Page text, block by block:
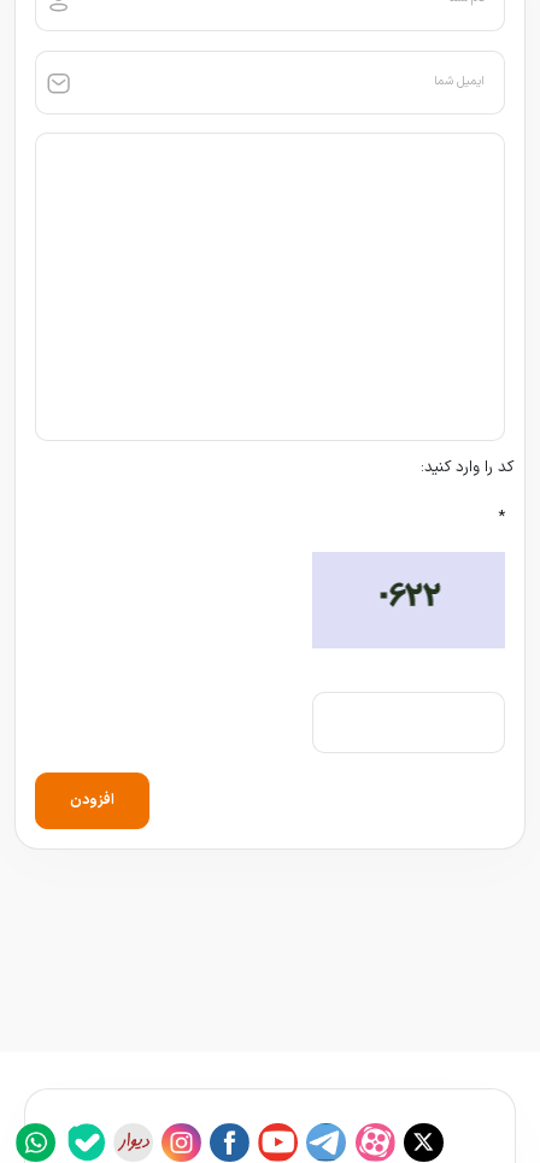
ایمیل شما
کد را وارد کنید:
*
افزودن